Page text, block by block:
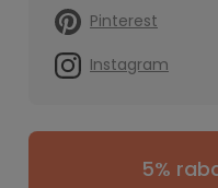
Pinterest
Instagram
5%